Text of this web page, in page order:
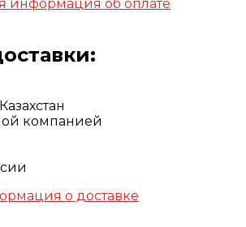
информация об оплате
компанией
о доставке